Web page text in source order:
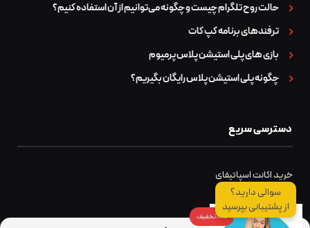
81% تخفیف
حالت روح تلگرام چیست و چگونه می‌توانیم از آن استفاده کنیم؟
ترفندهای برنامه کپ کات
بازی های پلی استیشن پلاس پرمیوم
چگونه پلی استیشن پلاس رایگان بگیریم؟
دسترسی سریع
خرید اکانت اسپاتیفای
سوالی دارید؟
از پشتیبانی بپرسید